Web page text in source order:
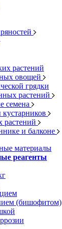
растений
овощей
грядки
растений
семена
растений
и балконе
материалы
реагенты
(бишофитом)